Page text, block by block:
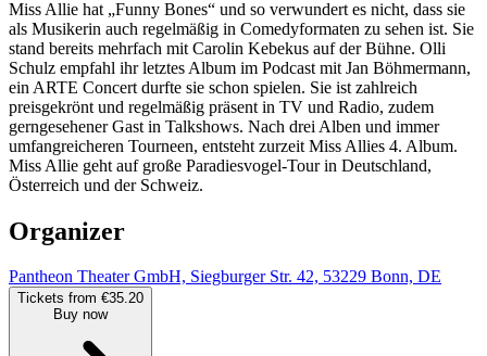
Miss Allie hat „Funny Bones“ und so verwundert es nicht, dass sie
als Musikerin auch regelmäßig in Comedyformaten zu sehen ist. Sie
stand bereits mehrfach mit Carolin Kebekus auf der Bühne. Olli
Schulz empfahl ihr letztes Album im Podcast mit Jan Böhmermann,
ein ARTE Concert durfte sie schon spielen. Sie ist zahlreich
preisgekrönt und regelmäßig präsent in TV und Radio, zudem
gerngesehener Gast in Talkshows. Nach drei Alben und immer
umfangreicheren Tourneen, entsteht zurzeit Miss Allies 4. Album.
Miss Allie geht auf große Paradiesvogel-Tour in Deutschland,
Österreich und der Schweiz.
Organizer
Pantheon Theater GmbH, Siegburger Str. 42, 53229 Bonn, DE
Tickets from €35.20
Buy now